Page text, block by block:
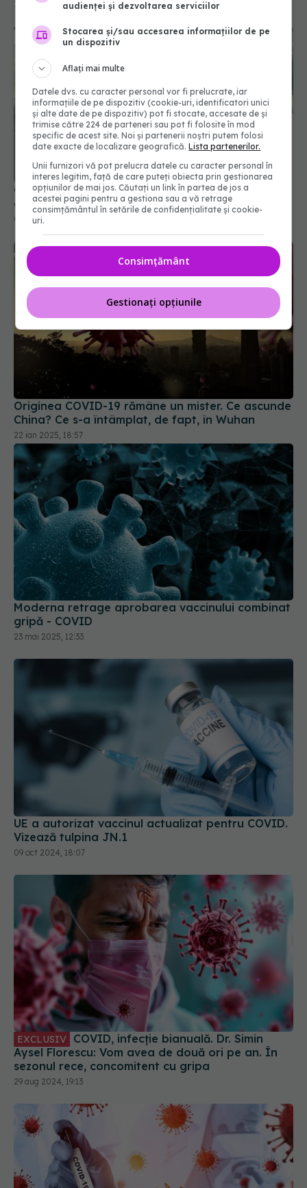
12 feb 2025, 11:25
COVID-19 revine în România. Medicii, semnal de
alarmă
02 sep 2025, 15:51
Originea COVID-19 rămâne un mister. Ce ascunde
China? Ce s-a întâmplat, de fapt, în Wuhan
22 ian 2025, 18:57
Moderna retrage aprobarea vaccinului combinat
gripă - COVID
23 mai 2025, 12:33
UE a autorizat vaccinul actualizat pentru COVID.
Vizează tulpina JN.1
09 oct 2024, 18:07
EXCLUSIV
Aysel Florescu: Vom avea de două ori pe an. În
sezonul rece, concomitent cu gripa
29 aug 2024, 19:13
audienței și dezvoltarea serviciilor
Stocarea și/sau accesarea informațiilor de pe
un dispozitiv
Aflați mai multe
Datele dvs. cu caracter personal vor fi prelucrate, iar
informațiile de pe dispozitiv (cookie-uri, identificatori unici
și alte date de pe dispozitiv) pot fi stocate, accesate de și
trimise către 224 de parteneri sau pot fi folosite în mod
specific de acest site. Noi și partenerii noștri putem folosi
date exacte de localizare geografică.Lista partenerilor.
Unii furnizori vă pot prelucra datele cu caracter personal în
interes legitim, față de care puteți obiecta prin gestionarea
opțiunilor de mai jos. Căutați un link în partea de jos a
acestei pagini pentru a gestiona sau a vă retrage
consimțământul în setările de confidențialitate și cookie-
uri.
Consimțământ
Gestionați opțiunile